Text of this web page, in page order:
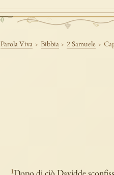
Parola Viva › Bibbia › 2 Samuele ›
1Dopo di ciò Davidde